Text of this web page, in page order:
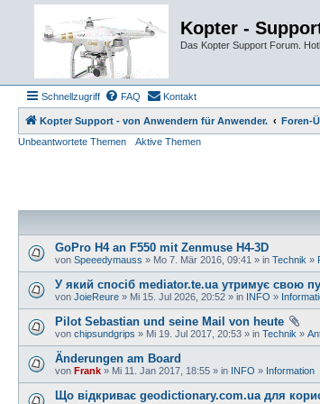
Kopter -
Das Kopter Support Forum.
Schnellzugriff FAQ Kontakt
Kopter Support - von Anwendern für Anwender.
Foren-
Unbeantwortete Themen
Aktive Themen
GoPro H4 an F550 mit Zenmuse H4-3D
von Speeedymauss » Mo 7. Mär 2016, 09:41 » in Technik »
У який спосіб mediator.te.ua утримує свою
von JoieReure » Mi 15. Jul 2026, 20:52 » in INFO »
Pilot Sebastian und seine Mail von heute
von chipsundgrips » Mi 19. Jul 2017, 20:53 » in Technik »
Änderungen am Board
von Frank » Mi 11. Jan 2017, 18:55 » in INFO » Information
Що відкриває geodictionary.com.ua для